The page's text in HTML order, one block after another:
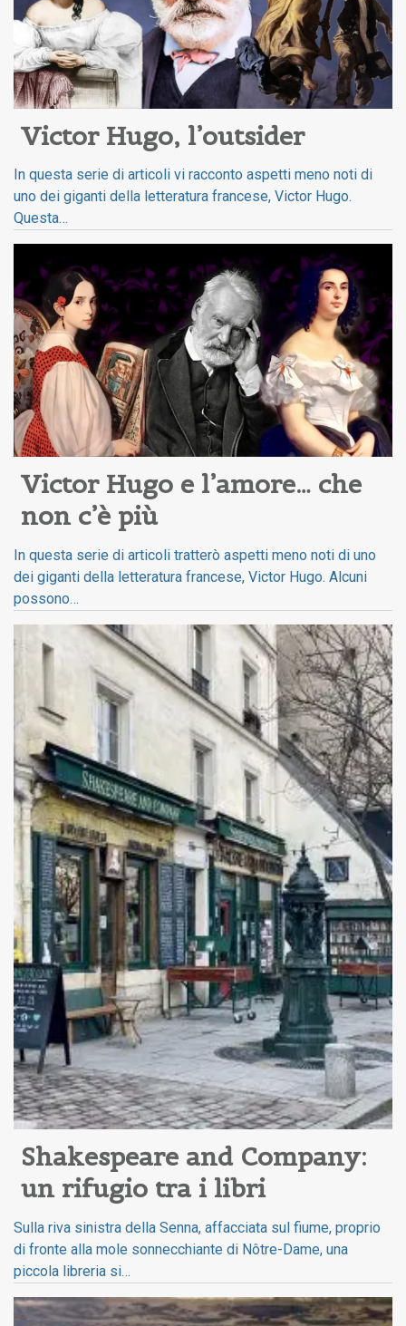
Victor Hugo, l’outsider
In questa serie di articoli vi racconto aspetti meno noti di
uno dei giganti della letteratura francese, Victor Hugo.
Questa…
Victor Hugo e l’amore… che
non c’è più
In questa serie di articoli tratterò aspetti meno noti di uno
dei giganti della letteratura francese, Victor Hugo. Alcuni
possono…
Shakespeare and Company:
un rifugio tra i libri
Sulla riva sinistra della Senna, affacciata sul fiume, proprio
di fronte alla mole sonnecchiante di Nôtre-Dame, una
piccola libreria si…